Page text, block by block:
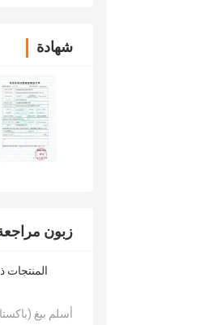
شهادة
زبون
المنتجات
—— أسلم بيغ